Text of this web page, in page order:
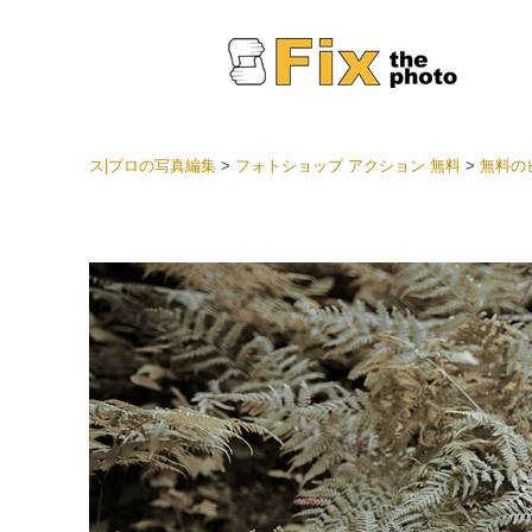
結婚式
ョン全
ベスト
セット
モバイ
ン
ス|プロの写真編集> フォトショップ アクション 無料> 無料の